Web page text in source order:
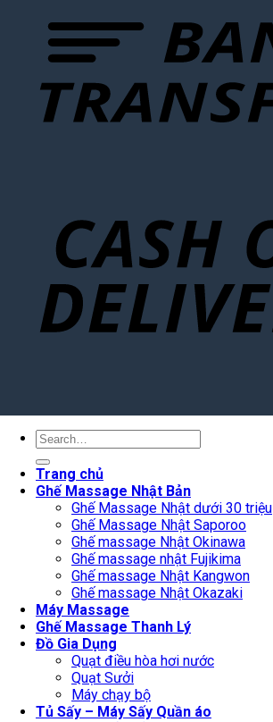
Search
for:
Trang chủ
Ghế Massage Nhật Bản
Ghế Massage Nhật dưới 30 triệu
Ghế Massage Nhật Saporoo
Ghế massage Nhật Okinawa
Ghế massage nhật Fujikima
Ghế massage Nhật Kangwon
Ghế massage Nhật Okazaki
Máy Massage
Ghế Massage Thanh Lý
Đồ Gia Dụng
Quạt điều hòa hơi nước
Quạt Sưởi
Máy chạy bộ
Tủ Sấy – Máy Sấy Quần áo